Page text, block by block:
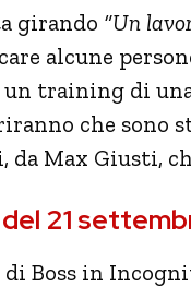
girando “Un
alcune
un training di
che sono
da Max Giusti,
21
Boss in